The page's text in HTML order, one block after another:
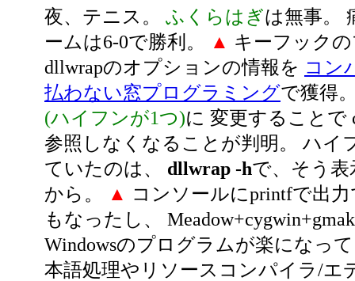
夜、テニス。 ふくらはぎは無事。
ームは6-0で勝利。
▲ キーフック
dllwrapのオプションの情報を コン
払わない窓プログラミングで獲得
(ハイフンが1つ)に 変更することで
参照しなくなることが判明。 ハイ
ていたのは、 dllwrap -hで、そう
から。
▲ コンソールにprintfで出
もなったし、
Windowsのプログラムが楽になっ
本語処理やリソースコンパイラ/エ